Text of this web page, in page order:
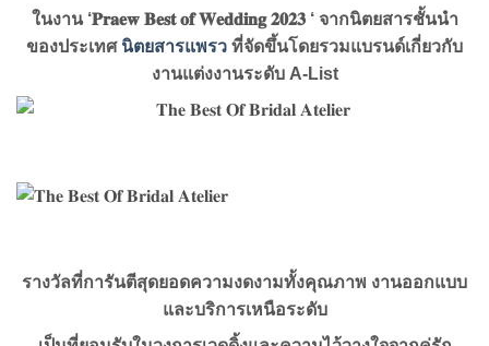
ในงาน ‘𝐏𝐫𝐚𝐞𝐰 𝐁𝐞𝐬𝐭 𝐨𝐟 𝐖𝐞𝐝𝐝𝐢𝐧𝐠 𝟐𝟎𝟐𝟑 ‘ จากนิตยสารชั้นนำ
ของประเทศ นิตยสารแพรว ที่จัดขึ้นโดยรวมแบรนด์เกี่ยวกับ
งานแต่งงานระดับ A-List
รางวัลที่การันตีสุดยอดความงดงามทั้งคุณภาพ งานออกแบบ
และบริการเหนือระดับ